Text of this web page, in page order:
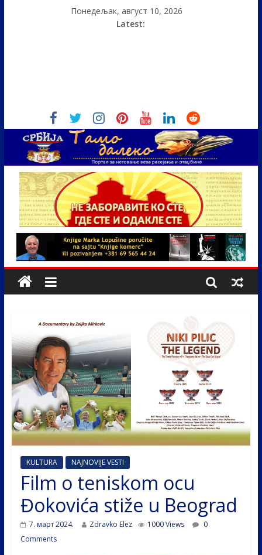
Понедељак, август 10, 2026
Latest:
KULTURA NAJNOVIJE VESTI
Film o teniskom ocu
Đokovića stiže u Beograd
7. март 2024. Zdravko Elez 1000 Views
0
Comments